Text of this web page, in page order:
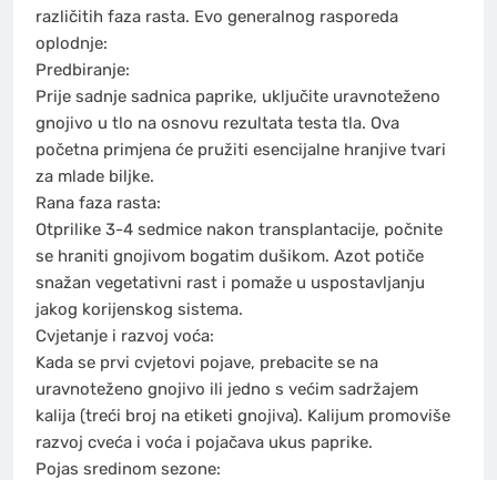
različitih faza rasta. Evo generalnog rasporeda
oplodnje:
Predbiranje:
Prije sadnje sadnica paprike, uključite uravnoteženo
gnojivo u tlo na osnovu rezultata testa tla. Ova
početna primjena će pružiti esencijalne hranjive tvari
za mlade biljke.
Rana faza rasta:
Otprilike 3-4 sedmice nakon transplantacije, počnite
se hraniti gnojivom bogatim dušikom. Azot potiče
snažan vegetativni rast i pomaže u uspostavljanju
jakog korijenskog sistema.
Cvjetanje i razvoj voća:
Kada se prvi cvjetovi pojave, prebacite se na
uravnoteženo gnojivo ili jedno s većim sadržajem
kalija (treći broj na etiketi gnojiva). Kalijum promoviše
razvoj cveća i voća i pojačava ukus paprike.
Pojas sredinom sezone: